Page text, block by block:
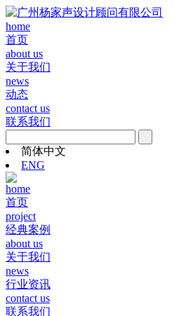
home
首页
about us
关于我们
news
动态
contact us
联系我们
简体中文
ENG
home
首页
project
经典案例
about us
关于我们
news
行业资讯
contact us
联系我们